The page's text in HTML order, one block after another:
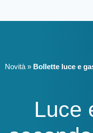
Novità » Bollette luce e
Luce